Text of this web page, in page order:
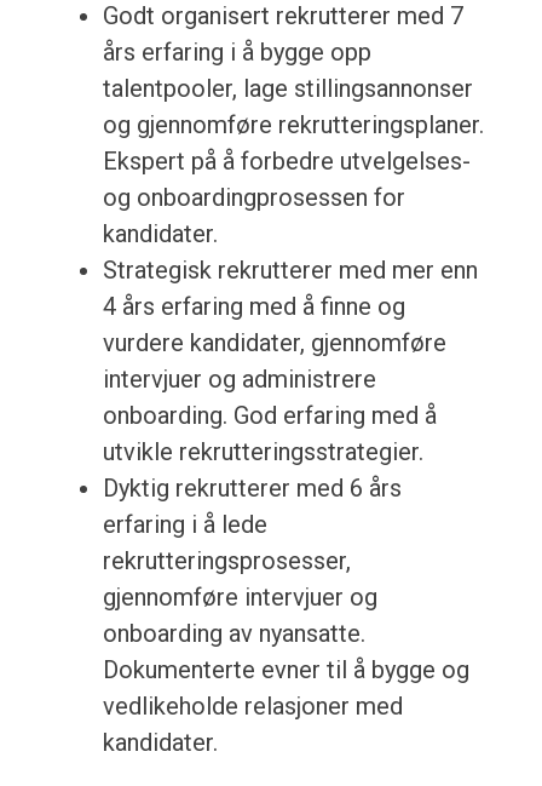
Godt organisert rekrutterer med 7
års erfaring i å bygge opp
talentpooler, lage stillingsannonser
og gjennomføre rekrutteringsplaner.
Ekspert på å forbedre utvelgelses-
og onboardingprosessen for
kandidater.
Strategisk rekrutterer med mer enn
4 års erfaring med å finne og
vurdere kandidater, gjennomføre
intervjuer og administrere
onboarding. God erfaring med å
utvikle rekrutteringsstrategier.
Dyktig rekrutterer med 6 års
erfaring i å lede
rekrutteringsprosesser,
gjennomføre intervjuer og
onboarding av nyansatte.
Dokumenterte evner til å bygge og
vedlikeholde relasjoner med
kandidater.